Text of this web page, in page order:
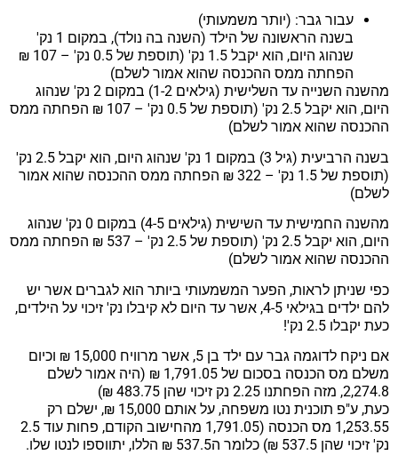
עבור גבר: (יותר משמעותי)
בשנה הראשונה של הילד (השנה בה נולד), במקום 1 נק'
שנהוג היום, הוא יקבל 1.5 נק' (תוספת של 0.5 נק' – 107 ₪
הפחתה ממס ההכנסה שהוא אמור לשלם)
מהשנה השנייה עד השלישית (גילאים 1-2) במקום 2 נק' שנהוג
היום, הוא יקבל 2.5 נק' (תוספת של 0.5 נק' – 107 ₪ הפחתה ממס
ההכנסה שהוא אמור לשלם)
בשנה הרביעית (גיל 3) במקום 1 נק' שנהוג היום, הוא יקבל 2.5 נק'
(תוספת של 1.5 נק' – 322 ₪ הפחתה ממס ההכנסה שהוא אמור
לשלם)
מהשנה החמישית עד השישית (גילאים 4-5) במקום 0 נק' שנהוג
היום, הוא יקבל 2.5 נק' (תוספת של 2.5 נק' – 537 ₪ הפחתה ממס
ההכנסה שהוא אמור לשלם)
כפי שניתן לראות, הפער המשמעותי ביותר הוא לגברים אשר יש
להם ילדים בגילאי 4-5, אשר עד היום לא קיבלו נק' זיכוי על הילדים,
כעת יקבלו 2.5 נק'!
אם ניקח לדוגמה גבר עם ילד בן 5, אשר מרוויח 15,000 ₪ וכיום
משלם מס הכנסה בסכום של 1,791.05 ₪ (היה אמור לשלם
2,274.8, מזה הפחתנו 2.25 נק זיכוי שהן 483.75 ₪)
כעת, ע"פ תוכנית נטו משפחה, על אותם 15,000 ₪, ישלם רק
1,253.55 מס הכנסה (1,791.05 מהחישוב הקודם, פחות עוד 2.5
נק' זיכוי שהן 537.5 ₪) כלומר ה537.5 ₪ הללו, יתווספו לנטו שלו.